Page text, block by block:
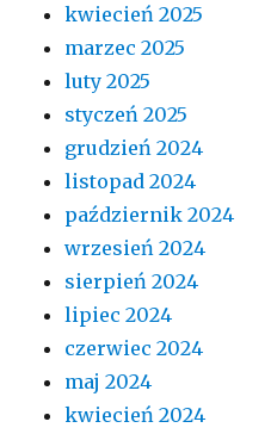
kwiecień 2025
marzec 2025
luty 2025
styczeń 2025
grudzień 2024
listopad 2024
październik 2024
wrzesień 2024
sierpień 2024
lipiec 2024
czerwiec 2024
maj 2024
kwiecień 2024